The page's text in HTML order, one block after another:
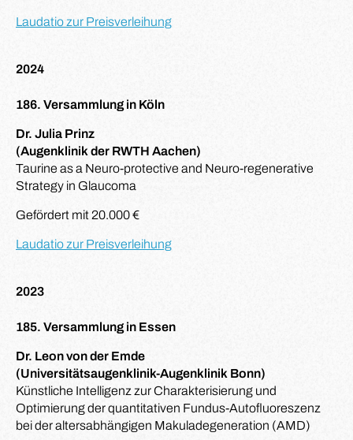
Laudatio zur Preisverleihung
2024
186. Versammlung in Köln
Dr. Julia Prinz
(Augenklinik der RWTH Aachen)
Taurine as a Neuro-protective and Neuro-regenerative
Strategy in Glaucoma
Gefördert mit 20.000 €
Laudatio zur Preisverleihung
2023
185. Versammlung in Essen
Dr. Leon von der Emde
(Universitätsaugenklinik-Augenklinik Bonn)
Künstliche Intelligenz zur Charakterisierung und
Optimierung der quantitativen Fundus-Autofluoreszenz
bei der altersabhängigen Makuladegeneration (AMD)